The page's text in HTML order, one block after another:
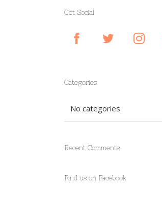
Get Social
Categories
No categories
Recent Comments
Find us on Facebook